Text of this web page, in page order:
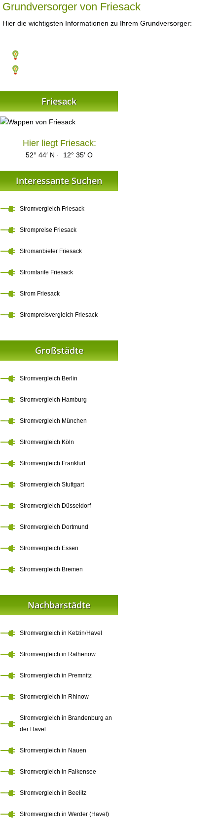
Grundversorger von Friesack
Hier die wichtigsten Informationen zu Ihrem Grundversorger:
Friesack
Hier liegt Friesack:
52° 44′ N · 12° 35′ O
Interessante Suchen
Stromvergleich Friesack
Strompreise Friesack
Stromanbieter Friesack
Stromtarife Friesack
Strom Friesack
Strompreisvergleich Friesack
Großstädte
Stromvergleich Berlin
Stromvergleich Hamburg
Stromvergleich München
Stromvergleich Köln
Stromvergleich Frankfurt
Stromvergleich Stuttgart
Stromvergleich Düsseldorf
Stromvergleich Dortmund
Stromvergleich Essen
Stromvergleich Bremen
Nachbarstädte
Stromvergleich in Ketzin/Havel
Stromvergleich in Rathenow
Stromvergleich in Premnitz
Stromvergleich in Rhinow
Stromvergleich in Brandenburg an
der Havel
Stromvergleich in Nauen
Stromvergleich in Falkensee
Stromvergleich in Beelitz
Stromvergleich in Werder (Havel)